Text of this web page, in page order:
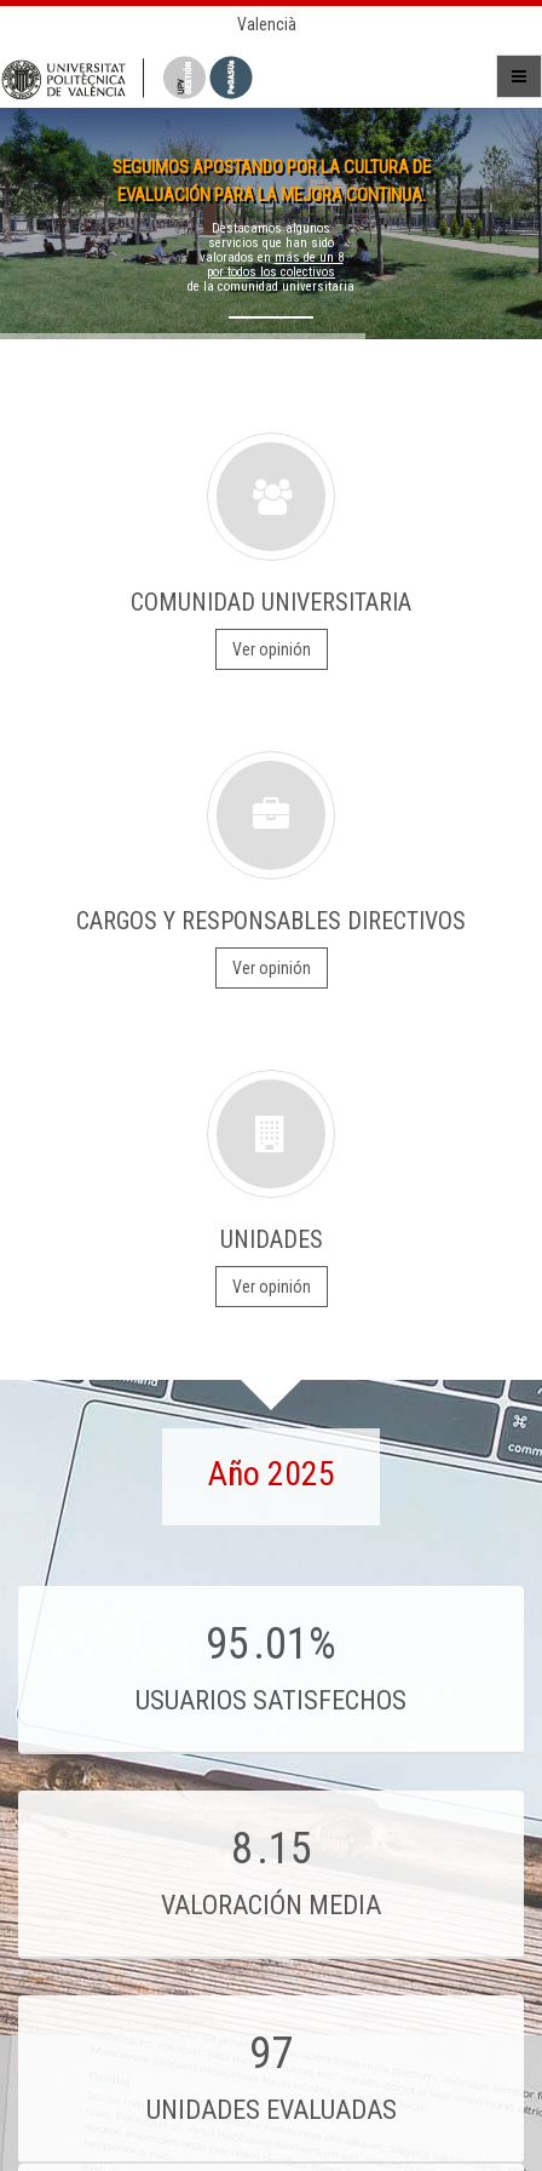
Valencià
SEGUIMOS APOSTANDO POR LA CULTURA DE
EVALUACIÓN PARA LA MEJORA CONTINUA.
Destacamos algunos
servicios que han sido
valorados enmás de un 8
por todos los colectivos
de la comunidad universitaria
COMUNIDAD UNIVERSITARIA
Ver opinión
CARGOS Y RESPONSABLES DIRECTIVOS
Ver opinión
UNIDADES
Ver opinión
Año 2025
95.01%
USUARIOS SATISFECHOS
8.15
VALORACIÓN MEDIA
97
UNIDADES EVALUADAS